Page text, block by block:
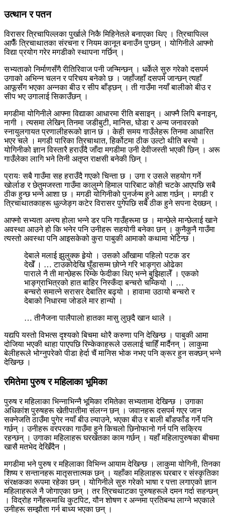
उत्थान र पतन
विरासर त्रिचापिल्लका पुर्खाले निकै मिहिनेतले बनाएका थिए । त्रिचापिल्ल
आफैँ त्रिचाथातका संरचना र नियम कानून बनाउँन पुग्छन् । योगिनीले आफ्नो
विद्या प्रयोग गरेर मगडीको स्थापना गर्छिन् ।
सभ्यताको निर्माणसँगै रीतिरिवाज पनी जन्मिन्छन् । धर्केले सुरु गरेको दसपर्म
उगाको अभिन्न चलन र परिचय बनेको छ । जहाँजहाँ दसपर्म जान्छन् त्यहाँ
आफूसँग भएका अन्नका बीउ र सीप बाँड्छन् । ती गाउँमा नयाँ बालीको बीउ र
सीप भए उगालाई सिकाउँछन् ।
मगडीमा योगिनीले आफ्ना विद्याका आधारमा रीति बसाइन् । आफ्नै लिपि बनाइन्,
नागी । त्यसमा लेखिन् तिनमा जडीबुटी, मानिस, घोडा र अन्य जनावरको
स्नायुलगायत प्रणालीहरूको ज्ञान छ । केही समय गाउँलेहरू तिनमा आधारित
भएर चले । मगडी पारिका त्रिचाथात, हिर्कोटमा ठीक उल्टो थीति बस्यो ।
योगिनीको ज्ञान विस्तारै हराउँदै जाँदा मगडीमा उनी देवीजस्ती भएकी छिन् । अरू
गाउँलेका लागि भने तिनी अतृप्त राक्षसी बनेकी छिन् ।
प्रायः सबै गाउँमा सह हराउँदै गएको चिन्ता छ । उगा र उसले सहयोग गर्ने
खोर्लाङ र छेतुमजस्ता गाउँमा कालुम्गे हिमाल पारिबाट कोही चटके आएपछि सबै
ठीक हुन्छ भन्ने आशा छ । मगडी योगिनीको पुनर्जन्म हुने आश गर्छन् । मगडी र
त्रिचाथातकाहरू धुल्जेङ्ग कटेर विरासर पुगेपछि सबै ठीक हुने सपना देख्छन् ।
आफ्नो सभ्यता अन्त्य होला भन्ने डर पनि गाउँहरूमा छ । मान्छेले मान्छेलाई खाने
अवस्था आउने हो कि भनेर पनि उनीहरू सहयोगी बनेका छन् । कुनैकुनै गाउँमा
त्यस्तो अवस्था पनि आइसकेको कुरा पाबुकी आमाको कथामा भेटिन्छ ।
देबाले मलाई झुलुक्क हेर्‍यो । उसको आँखामा पहिलो पटक डर
देखेँ । … टाउकोदेखि घुँडासम्म छोप्ने गरि भाङ्ग्रा ओढेका
पाराले नै ती मान्छेहरू रिम्के फेदीका थिए भन्ने बुझिहालेँ । एकको
भाङ्ग्राभित्रको हात बाहिर निस्कँदा बन्चरो चम्कियो । …
बन्चरो समात्ने सरासर देबातिर बढ्यो । हावामा उठायो बन्चरो र
देबाको निधारमा जोडले मार हान्यो ।
… तीनैजना पालैपालो हातका मासु लुछ्दै खान थाले ।
यद्यपि यस्तो विभत्स दृश्यको बिचमा थोरै करुणा पनि देखिन्छ । पाबुकी आमा
दोजिया भएकी थाहा पाएपछि रिम्केकाहरूले उसलाई चाहिँ मार्दैनन् । लाकुमा
बेलीहरूले भोग्नुपरेको पीडा हेर्दा चैं मानिस भोक नभए पनि क्रूर हुन सक्छन् भन्ने
देखिन्छ ।
रमितेमा पुरुष र महिलाका भूमिका
पुरुष र महिलाका भिन्नाभिन्नै भूमिका रमितेका सभ्यतामा देखिन्छ । उगाका
अधिकांश पुरुषहरू खेतीपातीमा संलग्न छन् । जवानहरू दसपर्म गएर जान
सक्नेजति ठाउँमा पुगेर नयाँ बीउ ल्याउने, भएका बीउ र बाली बाँडफाँड गर्ने पनि
गर्छन् । उनीहरू वरपरका गाउँमा हुने किचलो छिनोफानो गर्न पनि सक्रिय
रहन्छन् । उगाका महिलाहरू घरखेतका काम गर्छन् । यहाँ महिलापुरुषका बीचमा
खासै मतभेद देखिँदैन ।
मगडीमा भने पुरुष र महिलाका विभिन्न आयाम देखिन्छ । लाकुमा योगिनी, तिनका
शिष्य र सन्तानहरू मातृसत्तात्मक छन् । यहाँका महिलाहरू घरबार र संस्कृतिका
संरक्षकका रूपमा रहेका छन् । योगिनीले सुरु गरेको भाषा र पत्ता लगाएको ज्ञान
महिलाहरूले नै जोगाएका छन् । तर त्रिचथाटका पुरुषहरूले दमन गर्दा सहन्छन्
। विद्रोह गर्नेहरूमाथि कुटपिट, यौन शोषण र अन्नमा प्रतिबन्ध लाग्ने भएकाले
उनीहरू सम्झौता गर्न बाध्य भएका छन् ।